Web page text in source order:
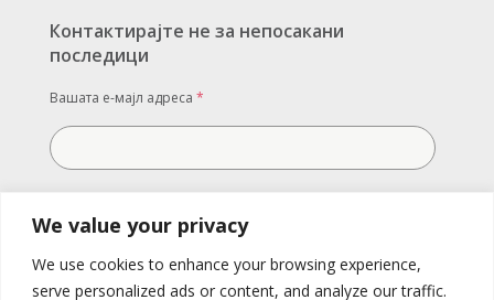
We value your privacy
We use cookies to enhance your browsing experience,
serve personalized ads or content, and analyze our traffic.
Контактирајте не за непосакани
последици
Вашата е-мајл адреса *